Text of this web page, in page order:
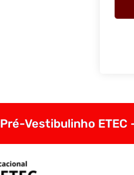
Pré-Vestibulinho